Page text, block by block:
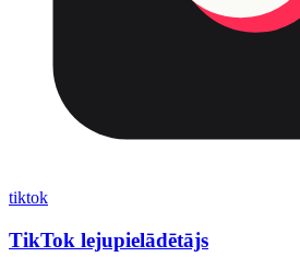
tiktok
TikTok lejupielādētājs